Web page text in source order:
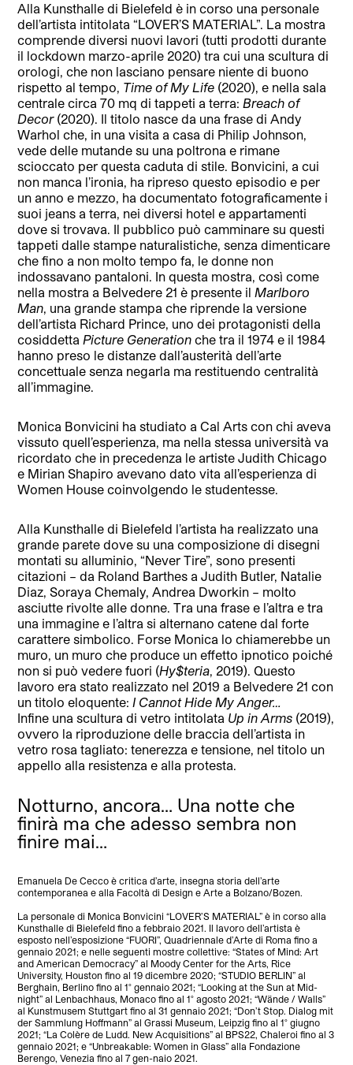
Alla Kunsthalle di Bielefeld è in corso una personale
dell’artista intitolata “LOVER’S MATERIAL”. La mostra
comprende diversi nuovi lavori (tutti prodotti durante
il lockdown marzo-aprile 2020) tra cui una scultura di
orologi, che non lasciano pensare niente di buono
rispetto al tempo, Time of My Life (2020), e nella sala
centrale circa 70 mq di tappeti a terra:Breach of
Decor (2020). Il titolo nasce da una frase di Andy
Warhol che, in una visita a casa di Philip Johnson,
vede delle mutande su una poltrona e rimane
scioccato per questa caduta di stile. Bonvicini, a cui
non manca l’ironia, ha ripreso questo episodio e per
un anno e mezzo, ha documentato fotograficamente i
suoi jeans a terra, nei diversi hotel e appartamenti
dove si trovava. Il pubblico può camminare su questi
tappeti dalle stampe naturalistiche, senza dimenticare
che fino a non molto tempo fa, le donne non
indossavano pantaloni. In questa mostra, così come
nella mostra a Belvedere 21 è presente ilMarlboro
Man, una grande stampa che riprende la versione
dell’artista Richard Prince, uno dei protagonisti della
cosiddettaPicture Generationche tra il 1974 e il 1984
hanno preso le distanze dall’austerità dell’arte
concettuale senza negarla ma restituendo centralità
all’immagine.
Monica Bonvicini ha studiato a Cal Arts con chi aveva
vissuto quell’esperienza, ma nella stessa università va
ricordato che in precedenza le artiste Judith Chicago
e Mirian Shapiro avevano dato vita all’esperienza di
Women House coinvolgendo le studentesse.
Alla Kunsthalle di Bielefeld l’artista ha realizzato una
grande parete dove su una composizione di disegni
montati su alluminio, “Never Tire”, sono presenti
citazioni – da Roland Barthes a Judith Butler, Natalie
Diaz, Soraya Chemaly, Andrea Dworkin – molto
asciutte rivolte alle donne. Tra una frase e l’altra e tra
una immagine e l’altra si alternano catene dal forte
carattere simbolico. Forse Monica lo chiamerebbe un
muro, un muro che produce un effetto ipnotico poiché
non si può vedere fuori (Hy$teria, 2019). Questo
lavoro era stato realizzato nel 2019 a Belvedere 21 con
un titolo eloquente:I Cannot Hide My Anger…
Infine una scultura di vetro intitolata Up in Arms (2019),
ovvero la riproduzione delle braccia dell’artista in
vetro rosa tagliato: tenerezza e tensione, nel titolo un
appello alla resistenza e alla protesta.
Notturno, ancora… Una notte che
finirà ma che adesso sembra non
finire mai…
Emanuela De Cecco è critica d’arte, insegna storia dell’arte
contemporanea e alla Facoltà di Design e Arte a Bolzano/Bozen.
La personale di Monica Bonvicini “LOVER’S MATERIAL” è in corso alla
Kunsthalle di Bielefeld fino a febbraio 2021. Il lavoro dell’artista è
esposto nell’esposizione “FUORI”, Quadriennale d’Arte di Roma fino a
gennaio 2021; e nelle seguenti mostre collettive: “States of Mind: Art
and American Democracy” al Moody Center for the Arts, Rice
University, Houston fino al 19 dicembre 2020; “STUDIO BERLIN” al
Berghain, Berlino fino al 1° gennaio 2021; “Looking at the Sun at Mid-
night” al Lenbachhaus, Monaco fino al 1° agosto 2021; “Wände / Walls”
al Kunstmusem Stuttgart fino al 31 gennaio 2021; “Don’t Stop. Dialog mit
der Sammlung Hoffmann” al Grassi Museum, Leipzig fino al 1° giugno
2021; “La Colère de Ludd. New Acquisitions” al BPS22, Chaleroi fino al 3
gennaio 2021; e “Unbreakable: Women in Glass” alla Fondazione
Berengo, Venezia fino al 7 gen-naio 2021.